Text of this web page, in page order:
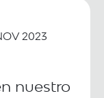
2023
nuestro